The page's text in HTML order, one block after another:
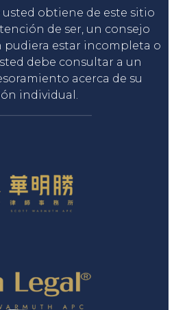
obtiene de este sitio
de ser, un consejo
pudiera estar incompleta o
debe consultar a un
acerca de su
individual.